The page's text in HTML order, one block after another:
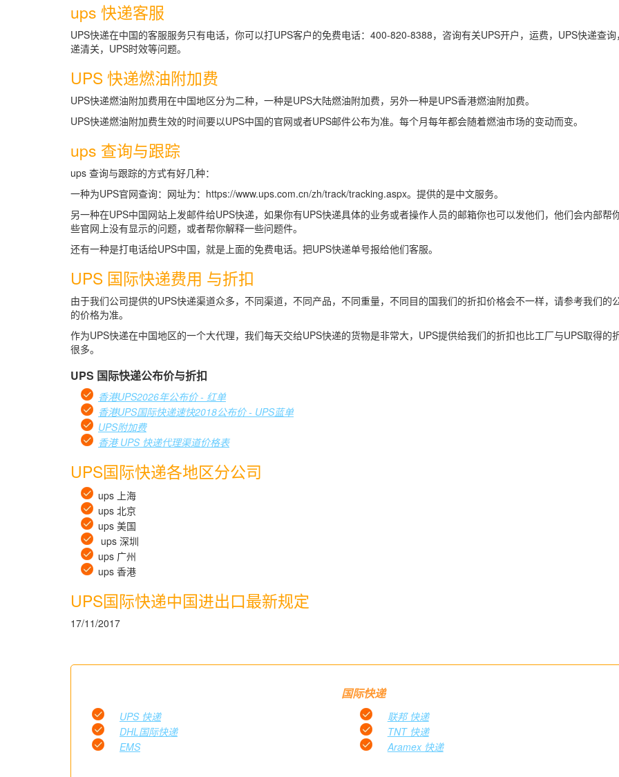
ups 快递客服
UPS快递在中国的客服服务只有电话，你可以打UPS客户的免费电话：400-820-8388，咨询有关UPS开户，运费，UPS快递查询
递清关，UPS时效等问题。
UPS 快递燃油附加费
UPS快递燃油附加费用在中国地区分为二种，一种是UPS大陆燃油附加费，另外一种是UPS香港燃油附加费。
UPS快递燃油附加费生效的时间要以UPS中国的官网或者UPS邮件公布为准。每个月每年都会随着燃油市场的变动而变。
ups 查询与跟踪
ups 查询与跟踪的方式有好几种：
一种为UPS官网查询：网址为：https://www.ups.com.cn/zh/track/tracking.aspx。提供的是中文服务。
另一种在UPS中国网站上发邮件给UPS快递，如果你有UPS快递具体的业务或者操作人员的邮箱你也可以发他们，他们会内部帮
些官网上没有显示的问题，或者帮你解释一些问题件。
还有一种是打电话给UPS中国，就是上面的免费电话。把UPS快递单号报给他们客服。
UPS 国际快递费用 与折扣
由于我们公司提供的UPS快递渠道众多，不同渠道，不同产品，不同重量，不同目的国我们的折扣价格会不一样，请参考我们的
的价格为准。
作为UPS快递在中国地区的一个大代理，我们每天交给UPS快递的货物是非常大，UPS提供给我们的折扣也比工厂与UPS取得的
很多。
UPS 国际快递公布价与折扣
香港UPS2026年公布价 - 红单
香港UPS国际快递速快2018公布价 - UPS蓝单
UPS附加费
香港 UPS 快递代理渠道价格表
UPS国际快递各地区分公司
ups 上海
ups 北京
ups 美国
ups 深圳
ups 广州
ups 香港
UPS国际快递中国进出口最新规定
17/11/2017
国际快递
UPS 快递
联邦 快递
DHL国际快递
TNT 快递
EMS
Aramex 快递